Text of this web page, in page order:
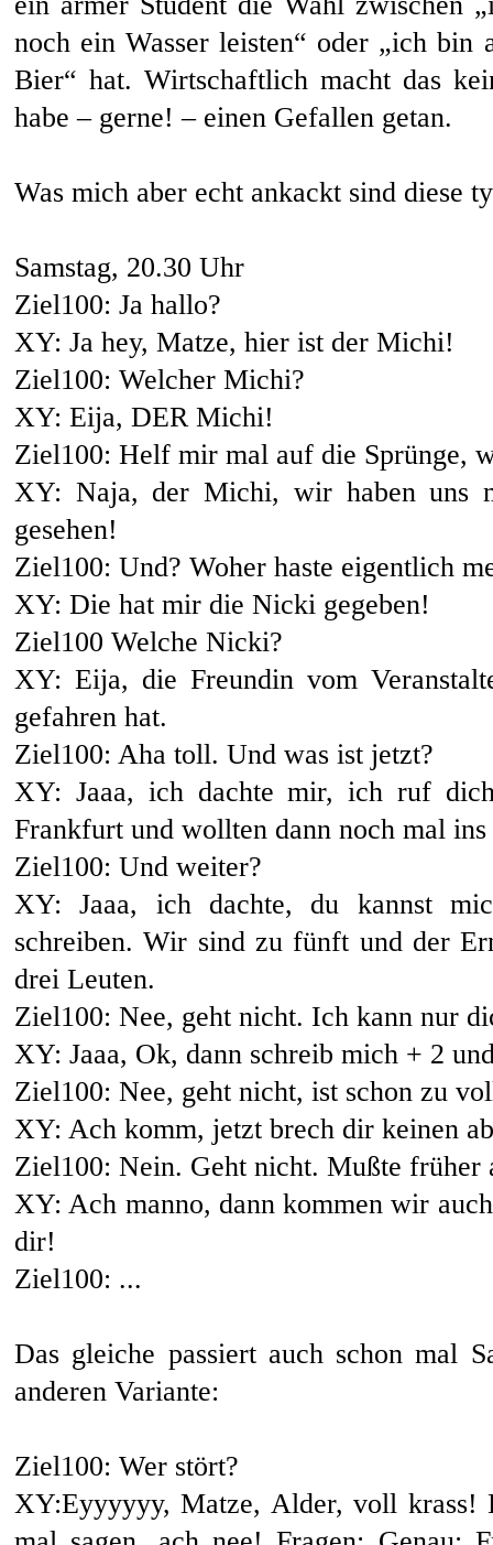
noch ein Wasser leisten“ oder „ich
Bier“ hat. Wirtschaftlich macht das
habe – gerne! – einen Gefallen getan.
Was mich aber echt ankackt sind diese
Samstag, 20.30 Uhr
Ziel100: Ja hallo?
XY: Ja hey, Matze, hier ist der Michi!
Ziel100: Welcher Michi?
XY: Eija, DER Michi!
Ziel100: Helf mir mal auf die Sprünge,
XY: Naja, der Michi, wir haben uns
gesehen!
Ziel100: Und? Woher haste eigentlich
XY: Die hat mir die Nicki gegeben!
Ziel100 Welche Nicki?
XY: Eija, die Freundin vom
gefahren hat.
Ziel100: Aha toll. Und was ist jetzt?
XY: Jaaa, ich dachte mir, ich ruf
Frankfurt und wollten dann noch mal ins
Ziel100: Und weiter?
XY: Jaaa, ich dachte, du kannst
schreiben. Wir sind zu fünft und der
drei Leuten.
Ziel100: Nee, geht nicht. Ich kann nur
XY: Jaaa, Ok, dann schreib mich + 2
Ziel100: Nee, geht nicht, ist schon zu
XY: Ach komm, jetzt brech dir keinen
Ziel100: Nein. Geht nicht. Mußte früher
XY: Ach manno, dann kommen wir
dir!
Ziel100: ...
Das gleiche passiert auch schon mal
anderen Variante:
Ziel100: Wer stört?
XY:Eyyyyyy, Matze, Alder, voll krass!